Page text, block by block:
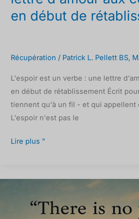
en début de
Récupération / Patrick L. Pellett BS,
L'espoir est un verbe : une lettre
en début de rétablissement Écrit
tiennent qu'à un fil - et qui appellent
L'espoir n'est pas le
Lire plus "